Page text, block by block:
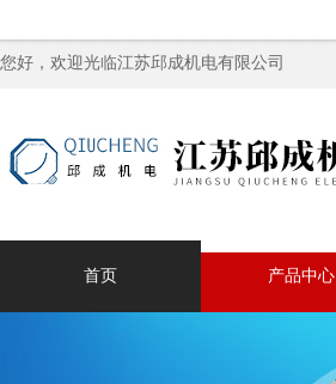
您好，欢迎光临江苏邱成机电有限公司
首页 产品中心